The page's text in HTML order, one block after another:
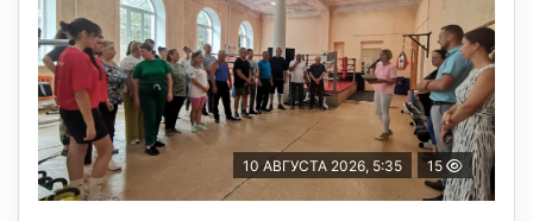
10 АВГУСТА 2026, 5:35 15